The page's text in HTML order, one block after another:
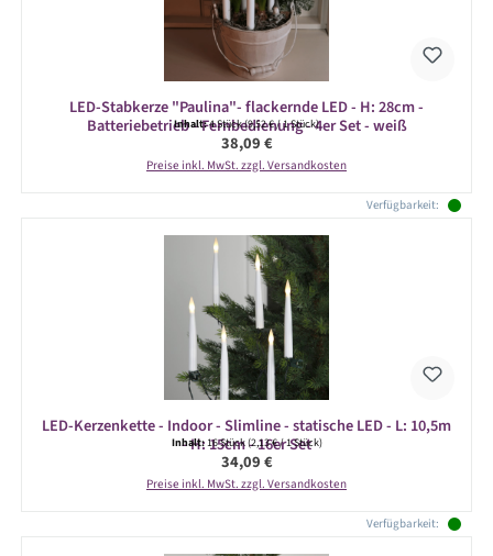
LED-Stabkerze "Paulina"- flackernde LED - H: 28cm -
Batteriebetrieb - Fernbedienung - 4er Set - weiß
Inhalt:4 Stück(9,52 € / 1 Stück)
Regulärer Preis:
38,09 €
Preise inkl. MwSt. zzgl. Versandkosten
Verfügbarkeit:
LED-Kerzenkette - Indoor - Slimline - statische LED - L: 10,5m
- H: 15cm - 16er Set
Inhalt:16 Stück(2,13 € / 1 Stück)
Regulärer Preis:
34,09 €
Preise inkl. MwSt. zzgl. Versandkosten
Verfügbarkeit: